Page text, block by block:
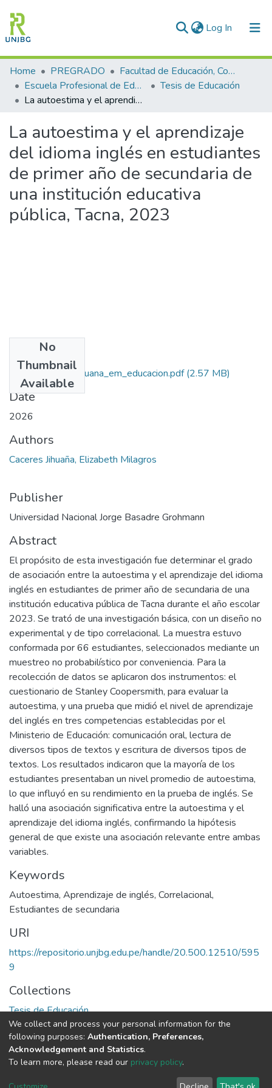
Log In (current)
Communities & Collections
All of DSpace
Enviar tesis
Home PREGRADO
Facultad de Educación, Comunicación y Humanidades
Escuela Profesional de Educación
Tesis de Educación
La autoestima y el aprendizaje del idioma inglés en estudiantes de primer año de secundaria de una institución educativa pública, Tacna, 2023
La autoestima y el aprendizaje
del idioma inglés en estudiantes
de primer año de secundaria de
una institución educativa
pública, Tacna, 2023
No
Thumbnail
Available
2026_caceres_jihuana_em_educacion.pdf(2.57 MB)
Date
2026
Authors
Caceres Jihuaña, Elizabeth Milagros
Publisher
Universidad Nacional Jorge Basadre Grohmann
Abstract
El propósito de esta investigación fue determinar el grado
de asociación entre la autoestima y el aprendizaje del idioma
inglés en estudiantes de primer año de secundaria de una
institución educativa pública de Tacna durante el año escolar
2023. Se trató de una investigación básica, con un diseño no
experimental y de tipo correlacional. La muestra estuvo
conformada por 66 estudiantes, seleccionados mediante un
muestreo no probabilístico por conveniencia. Para la
recolección de datos se aplicaron dos instrumentos: el
cuestionario de Stanley Coopersmith, para evaluar la
autoestima, y una prueba que midió el nivel de aprendizaje
del inglés en tres competencias establecidas por el
Ministerio de Educación: comunicación oral, lectura de
diversos tipos de textos y escritura de diversos tipos de
textos. Los resultados indicaron que la mayoría de los
estudiantes presentaban un nivel promedio de autoestima,
lo que influyó en su rendimiento en la prueba de inglés. Se
halló una asociación significativa entre la autoestima y el
aprendizaje del idioma inglés, confirmando la hipótesis
general de que existe una asociación relevante entre ambas
variables.
Keywords
Autoestima, Aprendizaje de inglés, Correlacional,
Estudiantes de secundaria
URI
https://repositorio.unjbg.edu.pe/handle/20.500.12510/595
9
Collections
Tesis de Educación
Full item page
DSpace software copyright © 2002-2026
Cookie End User Send
We collect and process your personal information for the
following purposes: Authentication, Preferences,
Acknowledgement and Statistics.
To learn more, please read our privacy policy.